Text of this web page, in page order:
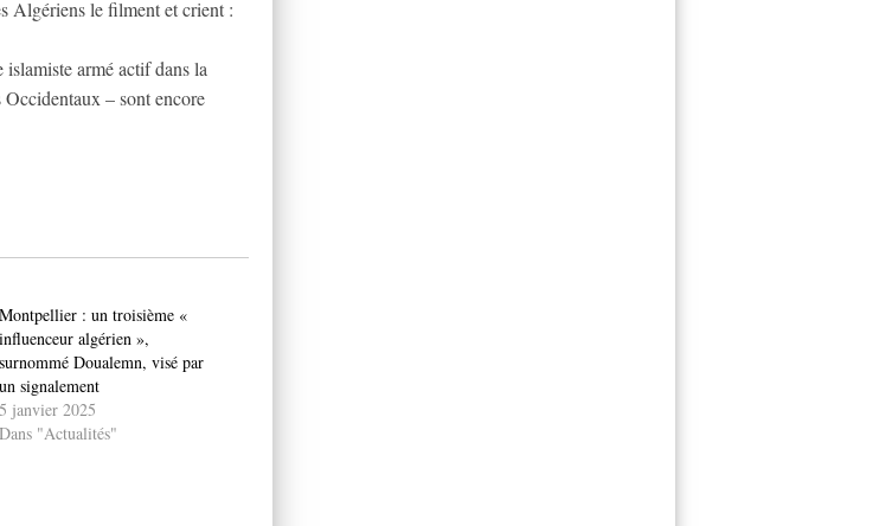
Algériens le filment et crient :
armé actif dans la
– sont encore
Montpellier : un troisième «
influenceur algérien »,
surnommé Doualemn, visé par
un signalement
5 janvier 2025
Dans "Actualités"